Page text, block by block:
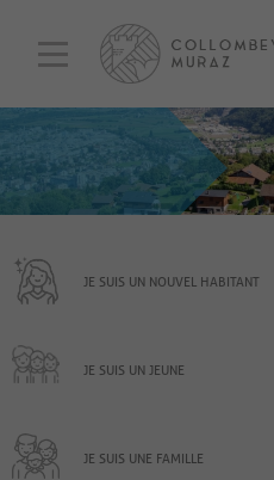
JE SUIS UN NOUVEL HABITANT
JE SUIS UN JEUNE
JE SUIS UNE FAMILLE